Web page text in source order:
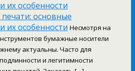
основные
их особенности Несмотря на
бумажные носители
актуальны. Часто для
и легитимности